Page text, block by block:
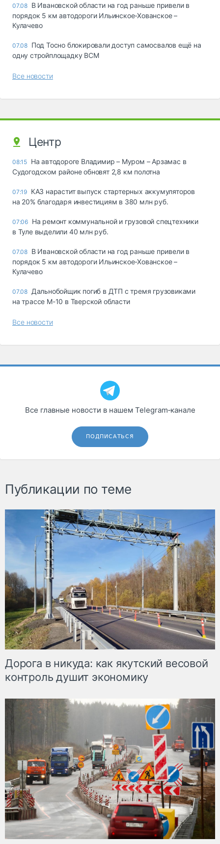
07.08 В Ивановской области на год раньше привели в
порядок 5 км автодороги Ильинское-Хованское –
Кулачево
07.08 Под Тосно блокировали доступ самосвалов ещё на
одну стройплощадку ВСМ
Все новости
Центр
08:15 На автодороге Владимир – Муром – Арзамас в
Судогодском районе обновят 2,8 км полотна
07:19 КАЗ нарастит выпуск стартерных аккумуляторов
на 20% благодаря инвестициям в 380 млн руб.
07:06 На ремонт коммунальной и грузовой спецтехники
в Туле выделили 40 млн руб.
07.08 В Ивановской области на год раньше привели в
порядок 5 км автодороги Ильинское-Хованское –
Кулачево
07.08 Дальнобойщик погиб в ДТП с тремя грузовиками
на трассе М-10 в Тверской области
Все новости
Все главные новости в нашем Telegram‑канале
ПОДПИСАТЬСЯ
Публикации по теме
Дорога в никуда: как якутский весовой
контроль душит экономику